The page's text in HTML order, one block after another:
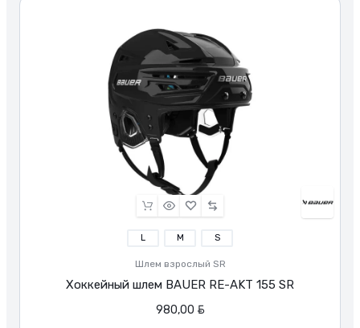
L M S
Шлем взрослый SR
Хоккейный шлем BAUER RE-AKT 155 SR
980,00 BYN